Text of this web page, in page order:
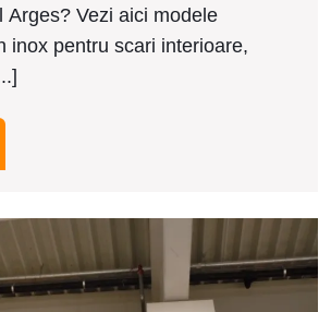
Arges? Vezi aici modele
inox pentru scari interioare,